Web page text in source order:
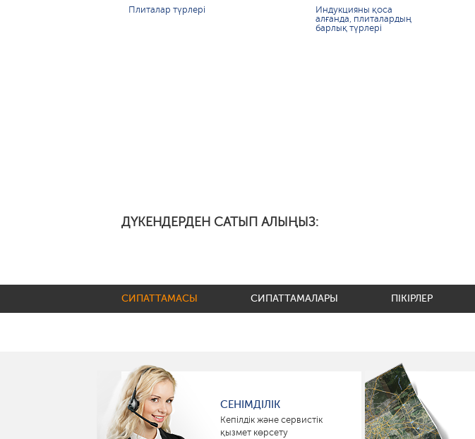
Плиталар түрлері
Индукцияны қоса
алғанда, плиталардың
барлық түрлері
ДҮКЕНДЕРДЕН САТЫП АЛЫҢЫЗ:
СИПАТТАМАСЫ СИПАТТАМАЛАРЫ ПІКІРЛЕР
СЕНІМДІЛІК
Кепілдік және сервистік
қызмет көрсету